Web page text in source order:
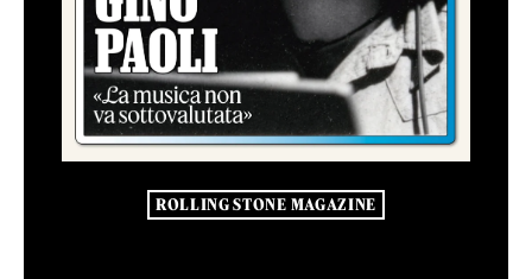
ROLLING STONE MAGAZINE